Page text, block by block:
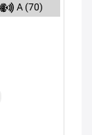
A (70)